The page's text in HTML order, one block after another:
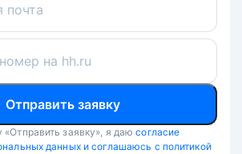
почта
на hh.ru
Отправить заявку
заявку», я даю согласие
данных и соглашаюсь с политикой